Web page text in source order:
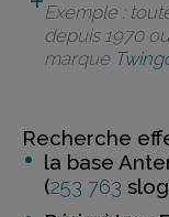
Exemple :
depuis 1970
marque
Recherche
la base
(253 763